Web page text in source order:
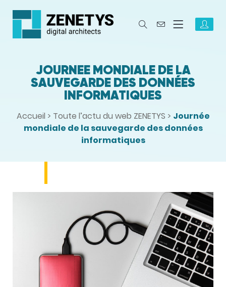
JOURNÉE MONDIALE DE LA
SAUVEGARDE DES DONNÉES
INFORMATIQUES
Accueil > Toute l’actu du web ZENETYS > Journée
mondiale de la sauvegarde des données
informatiques